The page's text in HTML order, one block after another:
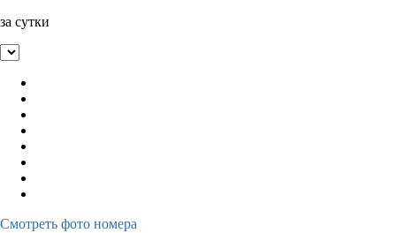
за сутки
Смотреть фото номера